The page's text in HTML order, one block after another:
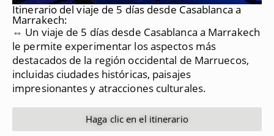
Itinerario del viaje de 5 días desde Casablanca a
Marrakech:
⇔ Un viaje de 5 días desde Casablanca a Marrakech
le permite experimentar los aspectos más
destacados de la región occidental de Marruecos,
incluidas ciudades históricas, paisajes
impresionantes y atracciones culturales.
Haga clic en el itinerario